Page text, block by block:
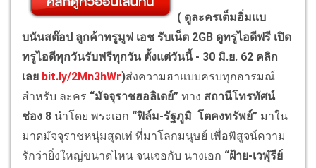
( ดูละครเต็มอิ่มแบ
บนันสต๊อป ลูกค้าทรูมูฟ เอช รับเน็ต 2GB ดูทรูไอดีฟรี เปิด
ทรูไอดีทุกวันรับฟรีทุกวัน ตั้งแต่วันนี้ - 30 มิ.ย. 62 คลิก
เลย bit.ly/2Mn3hWr)ส่งความฮาแบบครบทุกอารมณ์
สำหรับ ละคร “มัจจุราชฮอลิเดย์” ทาง สถานีโทรทัศน์
ช่อง 8 นำโดย พระเอก “ฟิล์ม-รัฐภูมิ โตคงทรัพย์” มาใน
มาดมัจจุราชหนุ่มสุดเท่ ที่มาโลกมนุษย์ เพื่อพิสูจน์ความ
รักว่ายิ่งใหญ่ขนาดไหน จนเจอกับ นางเอก “ฝ้าย-เวฬุรีย์